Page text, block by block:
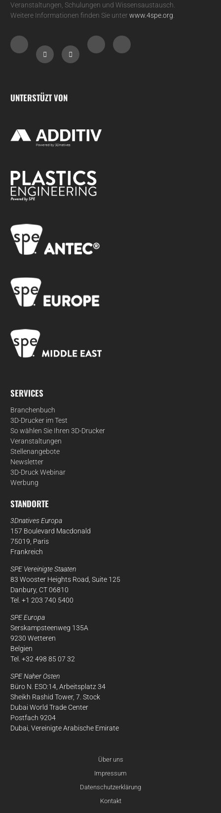
Veranstaltungen, Schulungen und Wissensaustausch.
Weitere Informationen finden Sie unterwww.4spe.org.
UNTERSTÜZT VON
SERVICES
Branchenbuch
3D-Drucker im Test
So wählen Sie Ihren 3D-Drucker
Veranstaltungen
Stellenangebote
Newsletter
3D-Druck Webinar
Werbung
STANDORTE
3Dnatives Europa
157 Boulevard Macdonald
75019, Paris
Frankreich
SPE Vereinigte Staaten
83 Wooster Heights Road, Suite 125
Danbury, CT 06810
Tel. +1 203 740 5400
SPE Europa
Serskampsteenweg 135A
9230 Wetteren
Belgien
Tel. +32 498 85 07 32
SPE Naher Osten
Büro N. ESO:14, Arbeitsplatz 34
Sheikh Rashid Tower, 7. Stock
Dubai World Trade Center
Postfach 9204
Dubai, Vereinigte Arabische Emirate
Über uns
Impressum
Datenschutzerklärung
Kontakt